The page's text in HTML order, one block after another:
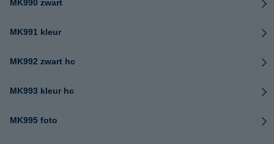
MK990 zwart
MK991 kleur
MK992 zwart hc
MK993 kleur hc
MK995 foto